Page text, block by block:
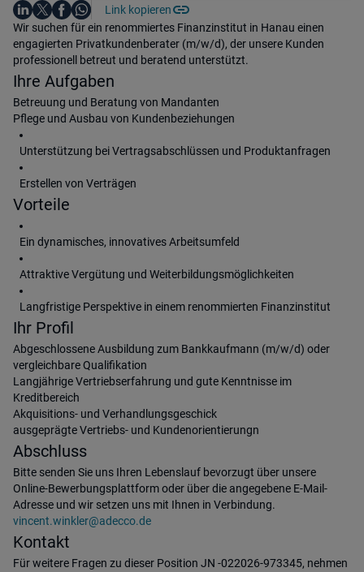
Teile diesen Job
Auf LinkedIn teilen
Auf X teilen
Auf Facebook teilen
Auf WhatsApp teilen
Link kopieren
Einleitung
Wir suchen für ein renommiertes Finanzinstitut in Hanau einen
engagierten Privatkundenberater (m/w/d), der unsere Kunden
professionell betreut und beratend unterstützt.
Ihre Aufgaben
Betreuung und Beratung von Mandanten
Pflege und Ausbau von Kundenbeziehungen
Unterstützung bei Vertragsabschlüssen und Produktanfragen
Erstellen von Verträgen
Vorteile
Ein dynamisches, innovatives Arbeitsumfeld
Attraktive Vergütung und Weiterbildungsmöglichkeiten
Langfristige Perspektive in einem renommierten Finanzinstitut
Ihr Profil
Abgeschlossene Ausbildung zum Bankkaufmann (m/w/d) oder
vergleichbare Qualifikation
Langjährige Vertriebserfahrung und gute Kenntnisse im
Kreditbereich
Akquisitions- und Verhandlungsgeschick
ausgeprägte Vertriebs- und Kundenorientierungn
Abschluss
Bitte senden Sie uns Ihren Lebenslauf bevorzugt über unsere
Online-Bewerbungsplattform oder über die angegebene E-Mail-
Adresse und wir setzen uns mit Ihnen in Verbindung.
vincent.winkler@adecco.de
Kontakt
Für weitere Fragen zu dieser Position JN -022026-973345, nehmen